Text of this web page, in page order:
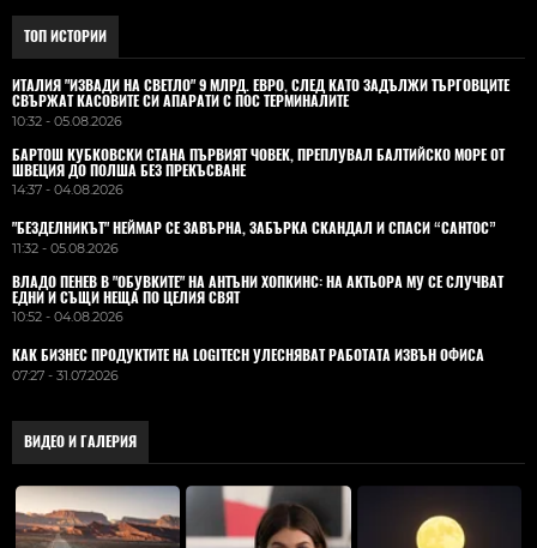
ТОП ИСТОРИИ
ИТАЛИЯ "ИЗВАДИ НА СВЕТЛО" 9 МЛРД. ЕВРО, СЛЕД КАТО ЗАДЪЛЖИ ТЪРГОВЦИТЕ
СВЪРЖАТ КАСОВИТЕ СИ АПАРАТИ С ПОС ТЕРМИНАЛИТЕ
10:32 - 05.08.2026
БАРТОШ КУБКОВСКИ СТАНА ПЪРВИЯТ ЧОВЕК, ПРЕПЛУВАЛ БАЛТИЙСКО МОРЕ ОТ
ШВЕЦИЯ ДО ПОЛША БЕЗ ПРЕКЪСВАНЕ
14:37 - 04.08.2026
"БЕЗДЕЛНИКЪТ" НЕЙМАР СЕ ЗАВЪРНА, ЗАБЪРКА СКАНДАЛ И СПАСИ “САНТОС”
11:32 - 05.08.2026
ВЛАДO ПЕНЕВ В "ОБУВКИТЕ" НА АНТЪНИ ХОПКИНС: НА АКТЬОРА МУ СЕ СЛУЧВАТ
ЕДНИ И СЪЩИ НЕЩА ПО ЦЕЛИЯ СВЯТ
10:52 - 04.08.2026
КАК БИЗНЕС ПРОДУКТИТЕ НА LOGITECH УЛЕСНЯВАТ РАБОТАТА ИЗВЪН ОФИСА
07:27 - 31.07.2026
ВИДЕО И ГАЛЕРИЯ